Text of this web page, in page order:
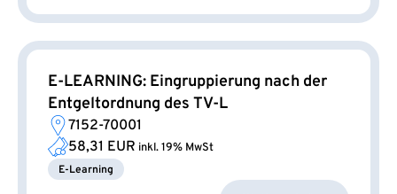
E-LEARNING: Eingruppierung nach der
Entgeltordnung des TV-L
7152-70001
58,31 EUR inkl. 19% MwSt
E-Learning